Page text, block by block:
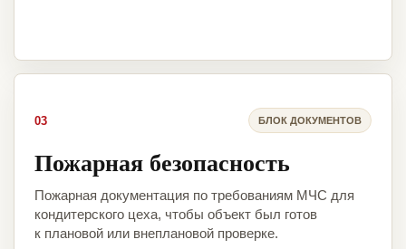
03 БЛОК ДОКУМЕНТОВ
Пожарная безопасность
Пожарная документация по требованиям МЧС для
кондитерского цеха, чтобы объект был готов
к плановой или внеплановой проверке.